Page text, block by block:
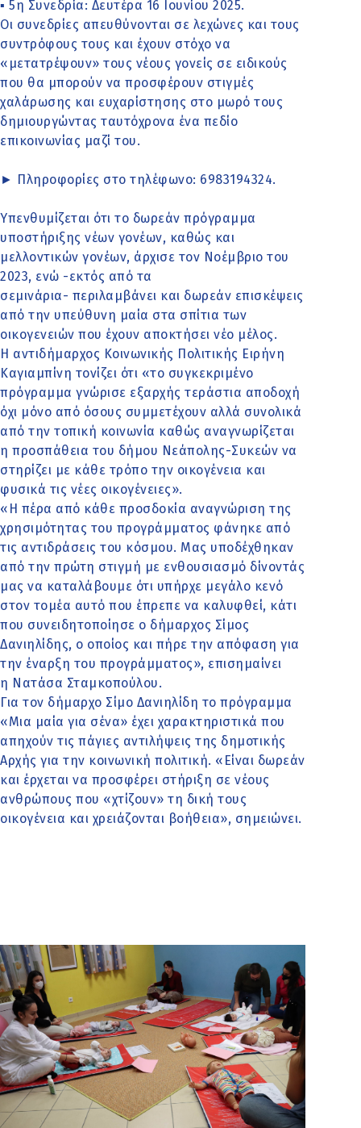
▪ 5η Συνεδρία: Δευτέρα 16 Ιουνίου 2025.
Οι συνεδρίες απευθύνονται σε λεχώνες και τους
συντρόφους τους και έχουν στόχο να
«μετατρέψουν» τους νέους γονείς σε ειδικούς
που θα μπορούν να προσφέρουν στιγμές
χαλάρωσης και ευχαρίστησης στο μωρό τους
δημιουργώντας ταυτόχρονα ένα πεδίο
επικοινωνίας μαζί του.
► Πληροφορίες στο τηλέφωνο: 6983194324.
Υπενθυμίζεται ότι το δωρεάν πρόγραμμα
υποστήριξης νέων γονέων, καθώς και
μελλοντικών γονέων, άρχισε τον Νοέμβριο του
2023, ενώ -εκτός από τα
σεμινάρια- περιλαμβάνει και δωρεάν επισκέψεις
από την υπεύθυνη μαία στα σπίτια των
οικογενειών που έχουν αποκτήσει νέο μέλος.
Η αντιδήμαρχος Κοινωνικής Πολιτικής Ειρήνη
Καγιαμπίνη τονίζει ότι «το συγκεκριμένο
πρόγραμμα γνώρισε εξαρχής τεράστια αποδοχή
όχι μόνο από όσους συμμετέχουν αλλά συνολικά
από την τοπική κοινωνία καθώς αναγνωρίζεται
η προσπάθεια του δήμου Νεάπολης-Συκεών να
στηρίζει με κάθε τρόπο την οικογένεια και
φυσικά τις νέες οικογένειες».
«Η πέρα από κάθε προσδοκία αναγνώριση της
χρησιμότητας του προγράμματος φάνηκε από
τις αντιδράσεις του κόσμου. Μας υποδέχθηκαν
από την πρώτη στιγμή με ενθουσιασμό δίνοντάς
μας να καταλάβουμε ότι υπήρχε μεγάλο κενό
στον τομέα αυτό που έπρεπε να καλυφθεί, κάτι
που συνειδητοποίησε ο δήμαρχος Σίμος
Δανιηλίδης, ο οποίος και πήρε την απόφαση για
την έναρξη του προγράμματος», επισημαίνει
η Νατάσα Σταμκοπούλου.
Για τον δήμαρχο Σίμο Δανιηλίδη το πρόγραμμα
«Μια μαία για σένα» έχει χαρακτηριστικά που
απηχούν τις πάγιες αντιλήψεις της δημοτικής
Αρχής για την κοινωνική πολιτική. «Είναι δωρεάν
και έρχεται να προσφέρει στήριξη σε νέους
ανθρώπους που «χτίζουν» τη δική τους
οικογένεια και χρειάζονται βοήθεια», σημειώνει.